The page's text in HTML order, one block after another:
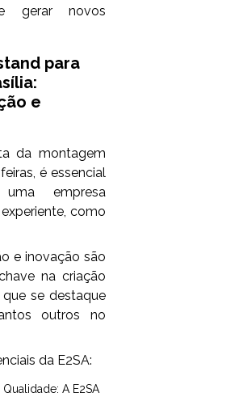
gerar novos
para
:
e
da montagem
é essencial
empresa
como
e inovação são
na criação
se destaque
outros no
da E2SA: